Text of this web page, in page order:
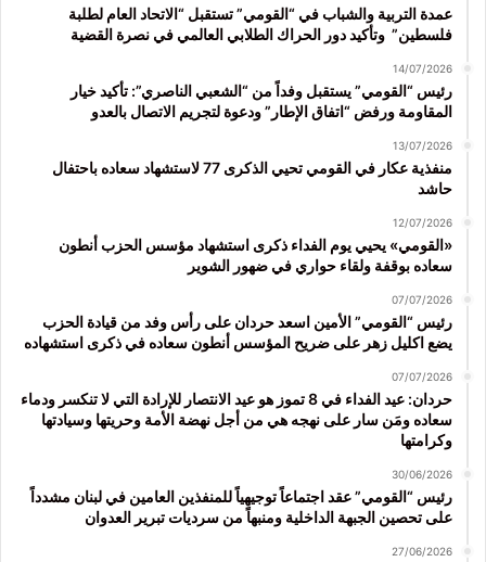
عمدة التربية والشباب في “القومي” تستقبل “الاتحاد العام لطلبة
فلسطين” وتأكيد دور الحراك الطلابي العالمي في نصرة القضية
14/07/2026
رئيس “القومي” يستقبل وفداً من “الشعبي الناصري”: تأكيد خيار
المقاومة ورفض “اتفاق الإطار” ودعوة لتجريم الاتصال بالعدو
13/07/2026
منفذية عكار في القومي تحيي الذكرى 77 لاستشهاد سعاده باحتفال
حاشد
12/07/2026
«القومي» يحيي يوم الفداء ذكرى استشهاد مؤسس الحزب أنطون
سعاده بوقفة ولقاء حواري في ضهور الشوير
07/07/2026
رئيس “القومي” الأمين اسعد حردان على رأس وفد من قيادة الحزب
يضع اكليل زهر على ضريح المؤسس أنطون سعاده في ذكرى استشهاده
07/07/2026
حردان: عيد الفداء في 8 تموز هو عيد الانتصار للإرادة التي لا تنكسر ودماء
سعاده ومَن سار على نهجه هي من أجل نهضة الأمة وحريتها وسيادتها
وكرامتها
30/06/2026
رئيس “القومي” عقد اجتماعاً توجيهياً للمنفذين العامين في لبنان مشدداً
على تحصين الجبهة الداخلية ومنبهاً من سرديات تبرير العدوان
27/06/2026